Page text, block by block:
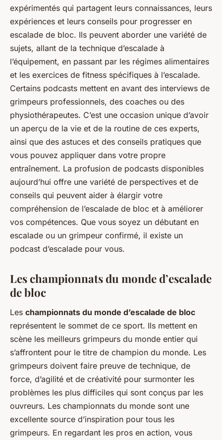
expérimentés qui partagent leurs connaissances, leurs
expériences et leurs conseils pour progresser en
escalade de bloc. Ils peuvent aborder une variété de
sujets, allant de la technique d’escalade à
l’équipement, en passant par les régimes alimentaires
et les exercices de fitness spécifiques à l’escalade.
Certains podcasts mettent en avant des interviews de
grimpeurs professionnels, des coaches ou des
physiothérapeutes. C’est une occasion unique d’avoir
un aperçu de la vie et de la routine de ces experts,
ainsi que des astuces et des conseils pratiques que
vous pouvez appliquer dans votre propre
entraînement. La profusion de podcasts disponibles
aujourd’hui offre une variété de perspectives et de
conseils qui peuvent aider à élargir votre
compréhension de l’escalade de bloc et à améliorer
vos compétences. Que vous soyez un débutant en
escalade ou un grimpeur confirmé, il existe un
podcast d’escalade pour vous.
Les championnats du monde d’escalade
de bloc
Les championnats du monde d’escalade de bloc
représentent le sommet de ce sport. Ils mettent en
scène les meilleurs grimpeurs du monde entier qui
s’affrontent pour le titre de champion du monde. Les
grimpeurs doivent faire preuve de technique, de
force, d’agilité et de créativité pour surmonter les
problèmes les plus difficiles qui sont conçus par les
ouvreurs. Les championnats du monde sont une
excellente source d’inspiration pour tous les
grimpeurs. En regardant les pros en action, vous